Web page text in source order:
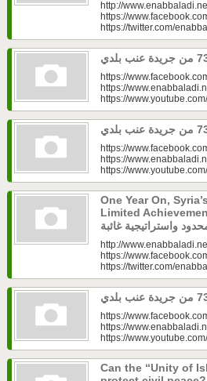
http://
https://
https://twitter.com/
https://
https://
https://
https://
https://
https://
One Year On,
Limited
http://
https://
https://twitter.com/
https://
https://
https://
Can the “Unity of